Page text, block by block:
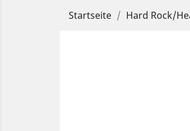
Startseite Hard Rock/